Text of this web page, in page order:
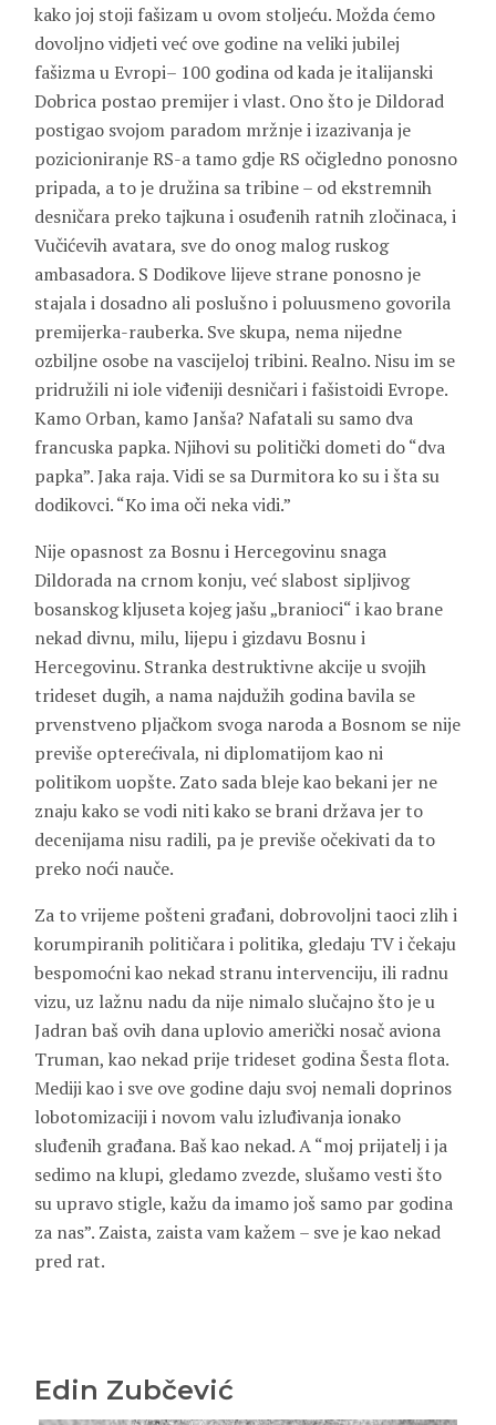
kako joj stoji fašizam u ovom stoljeću. Možda ćemo
dovoljno vidjeti već ove godine na veliki jubilej
fašizma u Evropi– 100 godina od kada je italijanski
Dobrica postao premijer i vlast. Ono što je Dildorad
postigao svojom paradom mržnje i izazivanja je
pozicioniranje RS-a tamo gdje RS očigledno ponosno
pripada, a to je družina sa tribine – od ekstremnih
desničara preko tajkuna i osuđenih ratnih zločinaca, i
Vučićevih avatara, sve do onog malog ruskog
ambasadora. S Dodikove lijeve strane ponosno je
stajala i dosadno ali poslušno i poluusmeno govorila
premijerka-rauberka. Sve skupa, nema nijedne
ozbiljne osobe na vascijeloj tribini. Realno. Nisu im se
pridružili ni iole viđeniji desničari i fašistoidi Evrope.
Kamo Orban, kamo Janša? Nafatali su samo dva
francuska papka. Njihovi su politički dometi do “dva
papka”. Jaka raja. Vidi se sa Durmitora ko su i šta su
dodikovci. “Ko ima oči neka vidi.”
Nije opasnost za Bosnu i Hercegovinu snaga
Dildorada na crnom konju, već slabost sipljivog
bosanskog kljuseta kojeg jašu „branioci“ i kao brane
nekad divnu, milu, lijepu i gizdavu Bosnu i
Hercegovinu. Stranka destruktivne akcije u svojih
trideset dugih, a nama najdužih godina bavila se
prvenstveno pljačkom svoga naroda a Bosnom se nije
previše opterećivala, ni diplomatijom kao ni
politikom uopšte. Zato sada bleje kao bekani jer ne
znaju kako se vodi niti kako se brani država jer to
decenijama nisu radili, pa je previše očekivati da to
preko noći nauče.
Za to vrijeme pošteni građani, dobrovoljni taoci zlih i
korumpiranih političara i politika, gledaju TV i čekaju
bespomoćni kao nekad stranu intervenciju, ili radnu
vizu, uz lažnu nadu da nije nimalo slučajno što je u
Jadran baš ovih dana uplovio američki nosač aviona
Truman, kao nekad prije trideset godina Šesta flota.
Mediji kao i sve ove godine daju svoj nemali doprinos
lobotomizaciji i novom valu izluđivanja ionako
sluđenih građana. Baš kao nekad. A “moj prijatelj i ja
sedimo na klupi, gledamo zvezde, slušamo vesti što
su upravo stigle, kažu da imamo još samo par godina
za nas”. Zaista, zaista vam kažem – sve je kao nekad
pred rat.
Edin Zubčević